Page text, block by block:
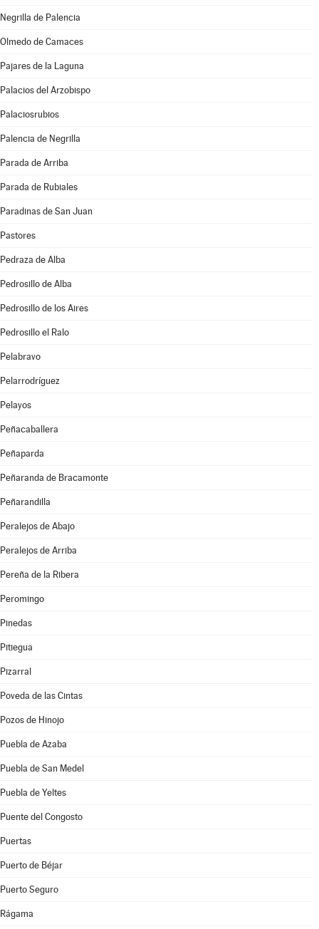
Negrilla de Palencia
Olmedo de Camaces
Pajares de la Laguna
Palacios del Arzobispo
Palaciosrubios
Palencia de Negrilla
Parada de Arriba
Parada de Rubiales
Paradinas de San Juan
Pastores
Pedraza de Alba
Pedrosillo de Alba
Pedrosillo de los Aires
Pedrosillo el Ralo
Pelabravo
Pelarrodríguez
Pelayos
Peñacaballera
Peñaparda
Peñaranda de Bracamonte
Peñarandilla
Peralejos de Abajo
Peralejos de Arriba
Pereña de la Ribera
Peromingo
Pinedas
Pitiegua
Pizarral
Poveda de las Cintas
Pozos de Hinojo
Puebla de Azaba
Puebla de San Medel
Puebla de Yeltes
Puente del Congosto
Puertas
Puerto de Béjar
Puerto Seguro
Rágama